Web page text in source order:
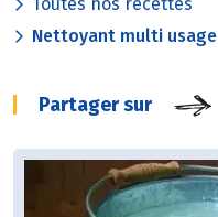
Nettoyant multi usage
Partager sur